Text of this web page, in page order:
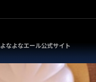
よなよなエール公式サイト